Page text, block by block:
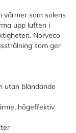
värmer som solens
upp luften i
Norveco
som ger
utan bländande
högeffektiv